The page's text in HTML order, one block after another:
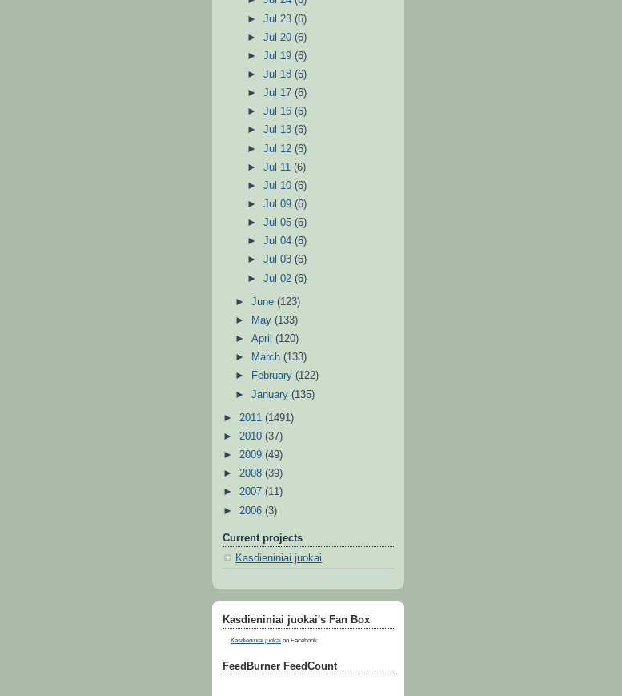
►Jul 23(6)
►Jul 20(6)
►Jul 19(6)
►Jul 18(6)
►Jul 17(6)
►Jul 16(6)
►Jul 13(6)
►Jul 12(6)
►Jul 11(6)
►Jul 10(6)
►Jul 09(6)
►Jul 05(6)
►Jul 04(6)
►Jul 03(6)
►Jul 02(6)
►June(123)
►
May(133)
►April(120)
►
March(133)
►
February(122)
►January(135)
► 2011 (1491)
► 2010 (37)
► 2009 (49)
► 2008 (39)
► 2007 (11)
► 2006 (3)
Current projects
Kasdieniniai juokai
Kasdieniniai juokai's Fan Box
Kasdieniniai juokai on Facebook
FeedBurner FeedCount